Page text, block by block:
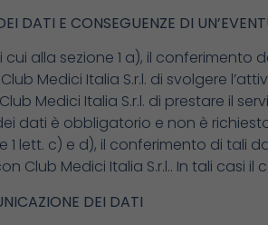
DATI E CONSEGUENZE DI
alla sezione 1 a), il
Medici Italia S.r.l. di svolgere
Medici Italia S.r.l. di prestare il
dati è obbligatorio e non è
1 lett. c) e d), il conferimento di tali
Club Medici Italia S.r.l.. In tali
DEI DATI